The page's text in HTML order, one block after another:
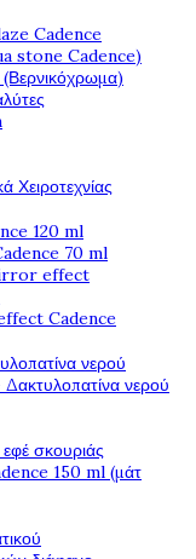
Cadence
stone Cadence)
Χειροτεχνίας
120 ml
70 ml
effect
Cadence
νερού
νερού
σκουριάς
150 ml (μάτ